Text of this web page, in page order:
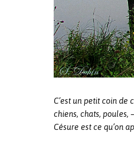
C’est un petit coin
chiens, chats, poules,
Césure est ce qu’on